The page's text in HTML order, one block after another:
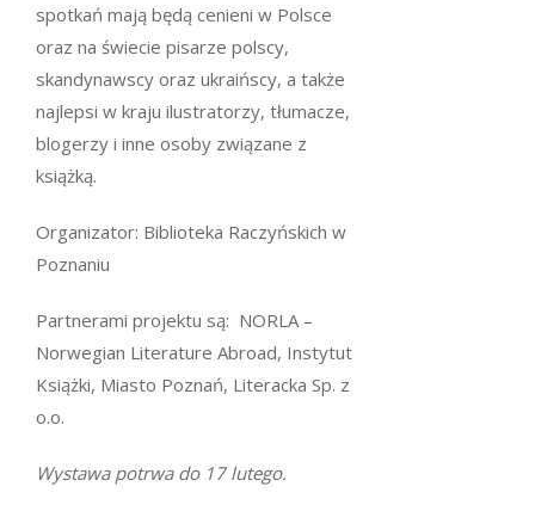
spotkań mają będą cenieni w Polsce
oraz na świecie pisarze polscy,
skandynawscy oraz ukraińscy, a także
najlepsi w kraju ilustratorzy, tłumacze,
blogerzy i inne osoby związane z
książką.
Organizator: Biblioteka Raczyńskich w
Poznaniu
Partnerami projektu są: NORLA –
Norwegian Literature Abroad, Instytut
Książki, Miasto Poznań, Literacka Sp. z
o.o.
Wystawa potrwa do 17 lutego.